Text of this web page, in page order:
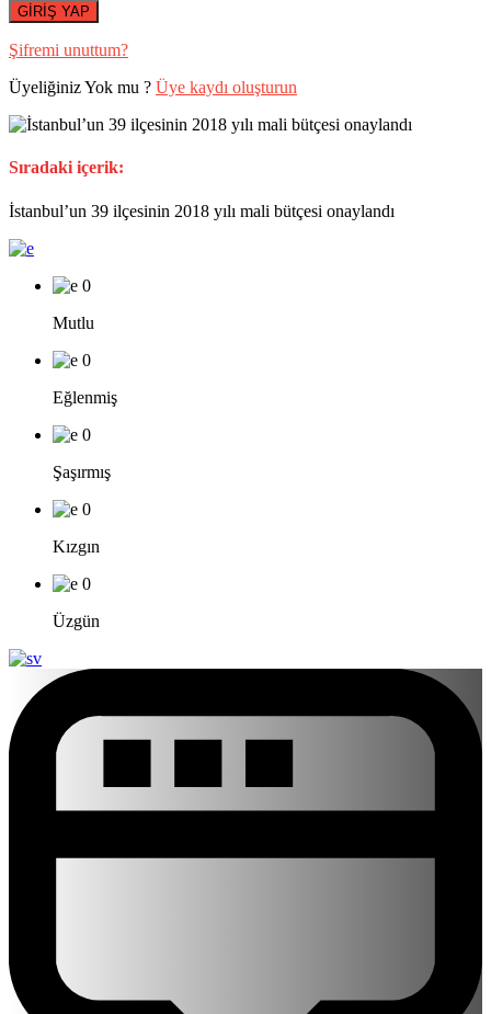
GİRİŞ YAP
Şifremi unuttum?
Üyeliğiniz Yok mu ? Üye kaydı oluşturun
Sıradaki içerik:
İstanbul’un 39 ilçesinin 2018 yılı mali bütçesi onaylandı
0
Mutlu
0
Eğlenmiş
0
Şaşırmış
0
Kızgın
0
Üzgün